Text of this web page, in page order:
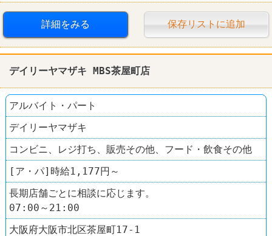
詳細をみる 保存リストに追加
デイリーヤマザキ MBS茶屋町店
アルバイト・パート
デイリーヤマザキ
コンビニ、レジ打ち、販売その他、フード・飲食その他
[ア・パ]時給1,177円～
長期店舗ごとに相談に応じます。
07:00～21:00
大阪府大阪市北区茶屋町17‐1